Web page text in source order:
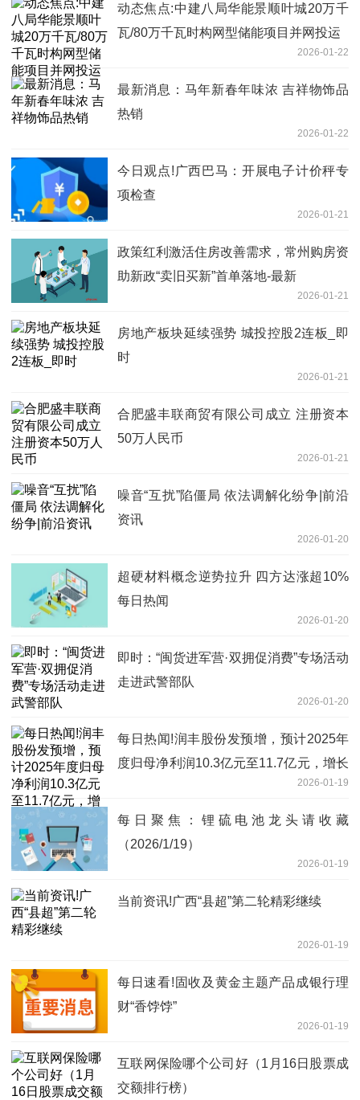
动态焦点:中建八局华能景顺叶城20万千
瓦/80万千瓦时构网型储能项目并网投运
2026-01-22
最新消息：马年新春年味浓 吉祥物饰品
热销
2026-01-22
今日观点!广西巴马：开展电子计价秤专
项检查
2026-01-21
政策红利激活住房改善需求，常州购房资
助新政“卖旧买新”首单落地-最新
2026-01-21
房地产板块延续强势 城投控股2连板_即
时
2026-01-21
合肥盛丰联商贸有限公司成立 注册资本
50万人民币
2026-01-21
噪音“互扰”陷僵局 依法调解化纷争|前沿
资讯
2026-01-20
超硬材料概念逆势拉升 四方达涨超10%
每日热闻
2026-01-20
即时：“闽货进军营·双拥促消费”专场活动
走进武警部队
2026-01-20
每日热闻!润丰股份发预增，预计2025年
度归母净利润10.3亿元至11.7亿元，增长
2026-01-19
每日聚焦：锂硫电池龙头请收藏
（2026/1/19）
2026-01-19
当前资讯!广西“县超”第二轮精彩继续
2026-01-19
每日速看!固收及黄金主题产品成银行理
财“香饽饽”
2026-01-19
互联网保险哪个公司好（1月16日股票成
交额排行榜）